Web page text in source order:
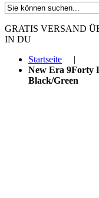
GRATIS VERSAND
IN DU
Startseite
|
New Era 9Forty
Black/Green